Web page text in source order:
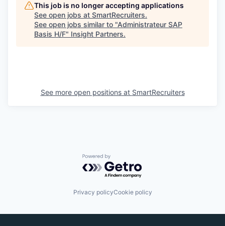
This job is no longer accepting applications
See open jobs at SmartRecruiters.
See open jobs similar to "Administrateur SAP
Basis H/F" Insight Partners.
See more open positions at SmartRecruiters
Powered by Getro.com
Privacy policyCookie policy